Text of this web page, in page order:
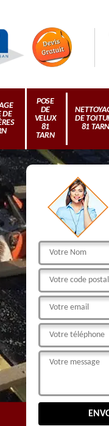
DE
POSE
DE
VELUX
81
TARN
DE
81 TARN